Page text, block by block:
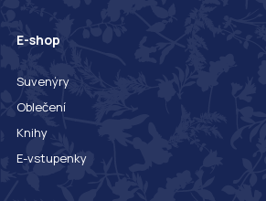
E-shop
Suvenýry
Oblečení
Knihy
E-vstupenky